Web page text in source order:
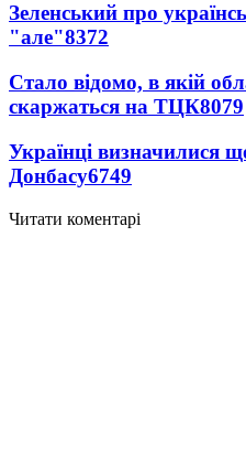
Зеленський про
"але"8372
Стало відомо, в якій
скаржаться на ТЦК8079
Українці визначилися
Донбасу6749
Читати коментарі